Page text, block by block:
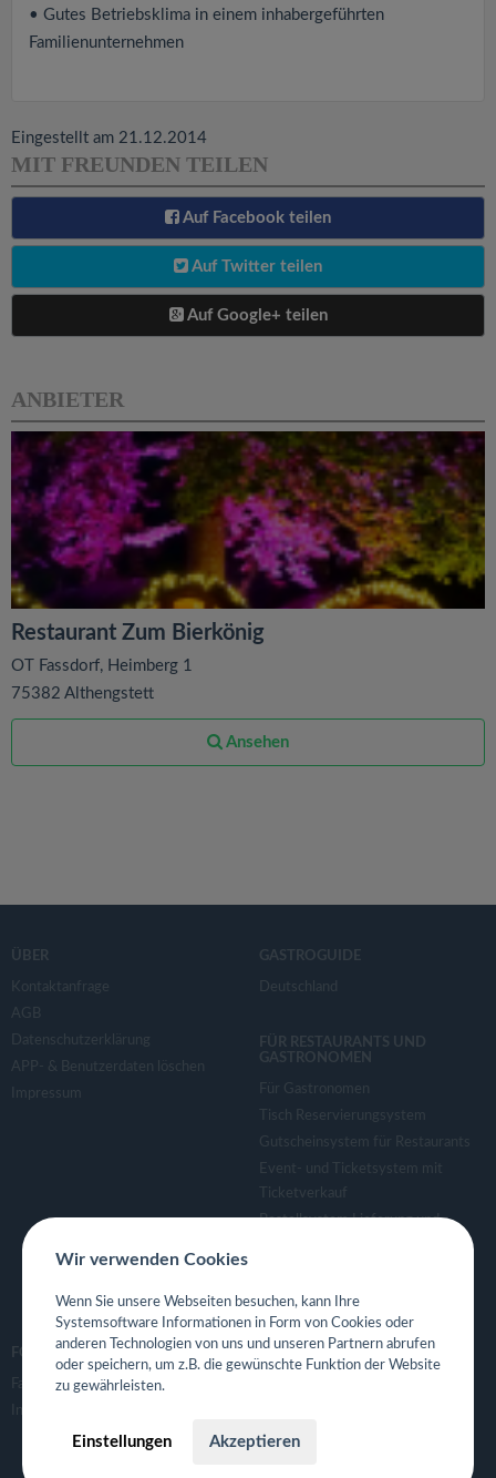
• Gutes Betriebsklima in einem inhabergeführten
Familienunternehmen
Eingestellt am 21.12.2014
MIT FREUNDEN TEILEN
Auf Facebook teilen
Auf Twitter teilen
Auf Google+ teilen
ANBIETER
Restaurant Zum Bierkönig
OT Fassdorf, Heimberg 1
75382 Althengstett
Ansehen
ÜBER
Kontaktanfrage
AGB
Datenschutzerklärung
APP- & Benutzerdaten löschen
Impressum
GASTROGUIDE
Deutschland
FÜR RESTAURANTS UND
GASTRONOMEN
Für Gastronomen
Tisch Reservierungsystem
Gutscheinsystem für Restaurants
Event- und Ticketsystem mit
Ticketverkauf
Bestellsystem Lieferung und
Eigene App für Restaurant
FOLGE UNS
Facebook
Instagram
Wir verwenden Cookies
Wenn Sie unsere Webseiten besuchen, kann Ihre
Systemsoftware Informationen in Form von Cookies oder
anderen Technologien von uns und unseren Partnern abrufen
oder speichern, um z.B. die gewünschte Funktion der Website
zu gewährleisten.
Einstellungen Akzeptieren